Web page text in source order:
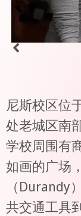
尼斯校区位
处老城区南
学校周围有
如画的广场
（Durandy
共交通工具